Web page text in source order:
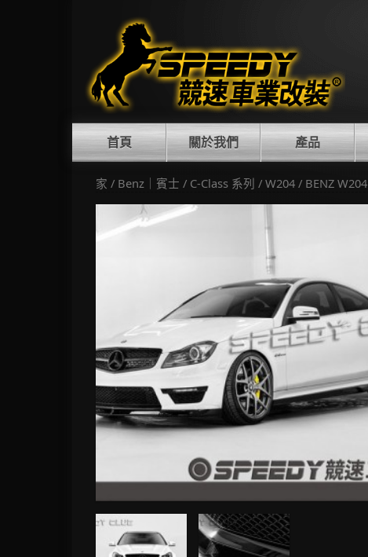
首頁 關於我們 產品
家 / Benz｜賓士 / C-Class 系列 / W204 / BENZ